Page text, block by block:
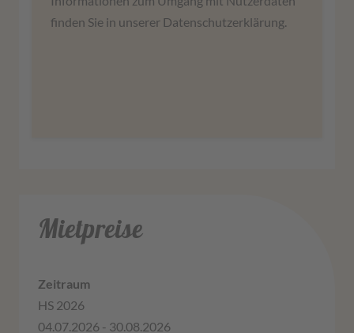
stimmen Sie der Nutzung des Service zu, um
finden Sie in unserer Datenschutzerklärung.
Mietpreise
HS 2026
04.07.2026 - 30.08.2026